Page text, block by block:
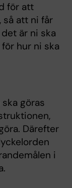
för att
så att ni får
är ni ska
hur ni ska
göras
Därefter
i